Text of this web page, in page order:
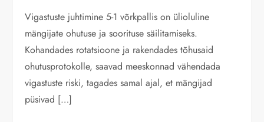
Vigastuste juhtimine 5-1 võrkpallis on ülioluline
mängijate ohutuse ja soorituse säilitamiseks.
Kohandades rotatsioone ja rakendades tõhusaid
ohutusprotokolle, saavad meeskonnad vähendada
vigastuste riski, tagades samal ajal, et mängijad
püsivad […]